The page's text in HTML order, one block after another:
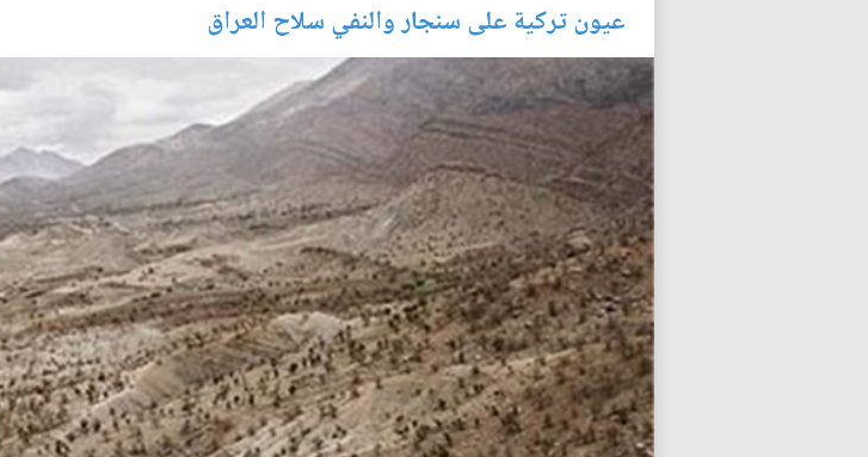
عيون تركية على سنجار والنفي سلاح العراق